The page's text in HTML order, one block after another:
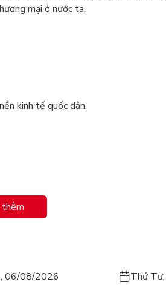
mại ở nước ta.
kinh tế quốc dân.
06/08/2026 Thứ